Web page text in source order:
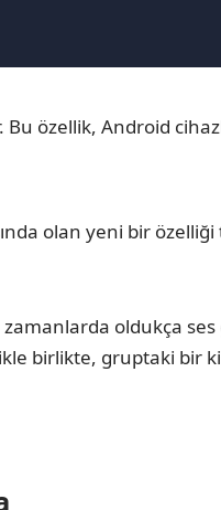
özellik, Android
olan yeni bir
oldukça
birlikte, gruptaki